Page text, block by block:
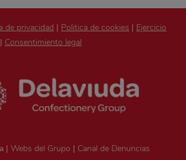
de privacidad | Politica de cookies | Ejercicio
| Consentimiento legal
| Webs del Grupo | Canal de Denuncias